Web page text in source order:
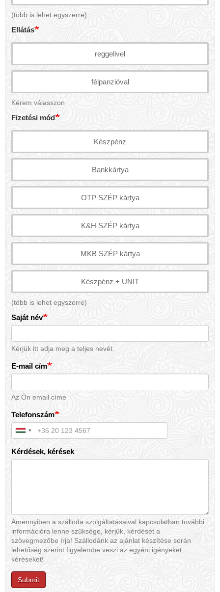
(több is lehet egyszerre)
Ellátás
reggelivel
félpanzióval
Kérem válasszon
Fizetési mód
Készpénz
Bankkártya
OTP SZÉP kártya
K&H SZÉP kártya
MKB SZÉP kártya
Készpénz + UNIT
(több is lehet egyszerre)
Saját név
Kérjük itt adja meg a teljes nevét.
E-mail cím
Az Ön email címe
Telefonszám
Kérdések, kérések
Amennyiben a szálloda szolgáltatásaival kapcsolatban további
információra lenne szüksége, kérjük, kérdését a
szövegmezőbe írja! Szállodánk az ajánlat készítése során
lehetőség szerint figyelembe veszi az egyéni igényeket,
kéréseket!
Submit